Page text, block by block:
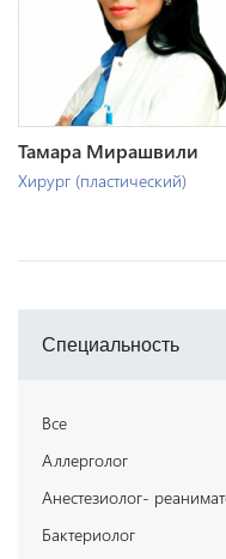
Тамара Мирашвили
Хирург (пластический)
Специальность
Все
Аллерголог
Анестезиолог-
Бактериолог